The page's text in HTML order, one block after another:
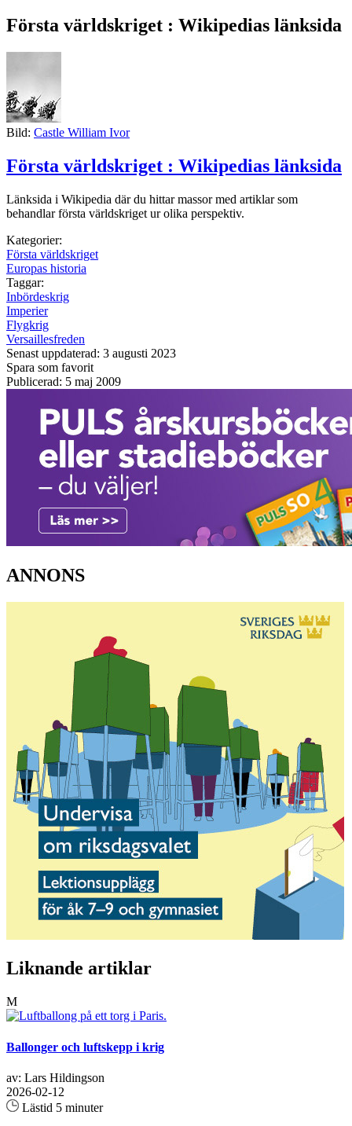
Första världskriget : Wikipedias länksida
Bild: Castle William Ivor
Första världskriget : Wikipedias länksida
Länksida i Wikipedia där du hittar massor med artiklar som
behandlar första världskriget ur olika perspektiv.
Kategorier:
Första världskriget
Europas historia
Taggar:
Inbördeskrig
Imperier
Flygkrig
Versaillesfreden
Senast uppdaterad: 3 augusti 2023
Spara som favorit
Publicerad: 5 maj 2009
ANNONS
Liknande artiklar
M
Ballonger och luftskepp i krig
av: Lars Hildingson
2026-02-12
Lästid 5 minuter